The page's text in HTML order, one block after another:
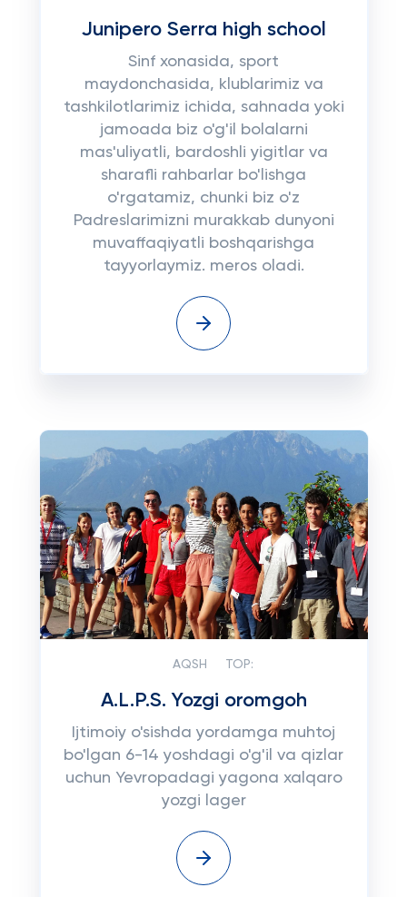
Junipero Serra high school
Sinf xonasida, sport
maydonchasida, klublarimiz va
tashkilotlarimiz ichida, sahnada yoki
jamoada biz o'g'il bolalarni
mas'uliyatli, bardoshli yigitlar va
sharafli rahbarlar bo'lishga
o'rgatamiz, chunki biz o'z
Padreslarimizni murakkab dunyoni
muvaffaqiyatli boshqarishga
tayyorlaymiz. meros oladi.
AQSH TOP:
A.L.P.S. Yozgi oromgoh
Ijtimoiy o'sishda yordamga muhtoj
bo'lgan 6-14 yoshdagi o'g'il va qizlar
uchun Yevropadagi yagona xalqaro
yozgi lager